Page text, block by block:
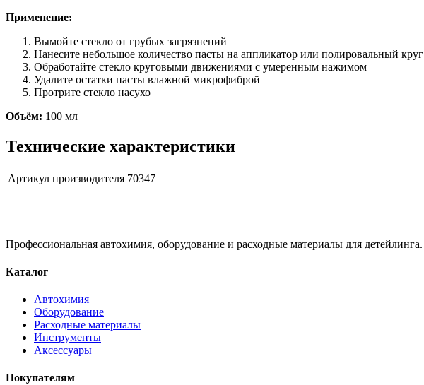
Применение:
Вымойте стекло от грубых загрязнений
Нанесите небольшое количество пасты на аппликатор или полировальный круг
Обработайте стекло круговыми движениями с умеренным нажимом
Удалите остатки пасты влажной микрофиброй
Протрите стекло насухо
Объём: 100 мл
Технические характеристики
Артикул производителя 70347
Профессиональная автохимия, оборудование и расходные материалы для детейлинга.
Каталог
Автохимия
Оборудование
Расходные материалы
Инструменты
Аксессуары
Покупателям